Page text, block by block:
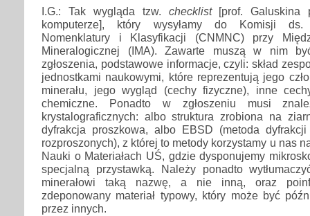
I.G.: Tak wygląda tzw. checklist[prof. Galuskina
komputerze], który wysyłamy do Komisji ds.
Nomenklatury i Klasyfikacji (CNMNC) przy
Mineralogicznej (IMA). Zawarte muszą w nim
zgłoszenia, podstawowe informacje, czyli: skład
jednostkami naukowymi, które reprezentują jego
minerału, jego wygląd (cechy fizyczne), inne
chemiczne. Ponadto w zgłoszeniu musi
krystalograficznych: albo struktura zrobiona na
dyfrakcja proszkowa, albo EBSD (metoda
rozproszonych), z której to metody korzystamy u nas
Nauki o Materiałach UŚ, gdzie dysponujemy
specjalną przystawką. Należy ponadto
minerałowi taką nazwę, a nie inną, oraz
zdeponowany materiał typowy, który może być
przez innych.